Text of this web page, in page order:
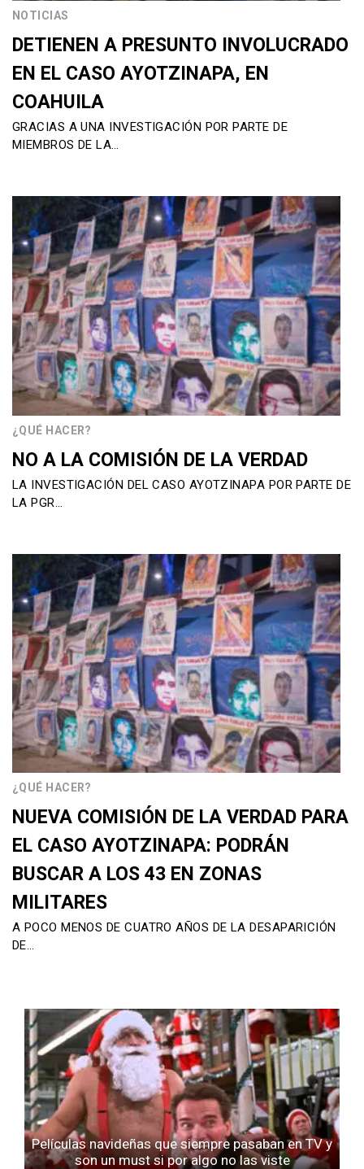
NOTICIAS
DETIENEN A PRESUNTO INVOLUCRADO
EN EL CASO AYOTZINAPA, EN
COAHUILA
GRACIAS A UNA INVESTIGACIÓN POR PARTE DE
MIEMBROS DE LA…
¿QUÉ HACER?
NO A LA COMISIÓN DE LA VERDAD
LA INVESTIGACIÓN DEL CASO AYOTZINAPA POR PARTE DE
LA PGR…
¿QUÉ HACER?
NUEVA COMISIÓN DE LA VERDAD PARA
EL CASO AYOTZINAPA: PODRÁN
BUSCAR A LOS 43 EN ZONAS
MILITARES
A POCO MENOS DE CUATRO AÑOS DE LA DESAPARICIÓN
DE…
Películas navideñas que siempre pasaban en TV y
son un must si por algo no las viste